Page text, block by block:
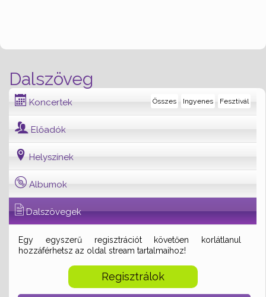
Dalszöveg
Koncertek Fesztivál
Ingyenes
Összes
Előadók
Helyszínek
Albumok
Dalszövegek
Egy egyszerű regisztrációt követően korlátlanul
hozzáférhetsz az oldal stream tartalmaihoz!
Regisztrálok